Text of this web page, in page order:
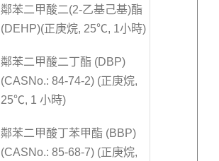
鄰苯二甲酸二(2-乙基己基)酯
(DEHP)(正庚烷, 25℃, 1小時)
鄰苯二甲酸二丁酯 (DBP)
(CASNo.: 84-74-2) (正庚烷,
25℃, 1 小時)
鄰苯二甲酸丁苯甲酯 (BBP)
(CASNo.: 85-68-7) (正庚烷,